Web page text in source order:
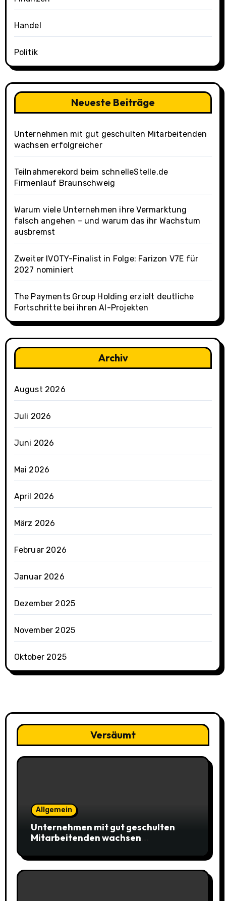
Handel
Politik
Neueste Beiträge
Unternehmen mit gut geschulten Mitarbeitenden
wachsen erfolgreicher
Teilnahmerekord beim schnelleStelle.de
Firmenlauf Braunschweig
Warum viele Unternehmen ihre Vermarktung
falsch angehen – und warum das ihr Wachstum
ausbremst
Zweiter IVOTY-Finalist in Folge: Farizon V7E für
2027 nominiert
The Payments Group Holding erzielt deutliche
Fortschritte bei ihren AI-Projekten
Archiv
August 2026
Juli 2026
Juni 2026
Mai 2026
April 2026
März 2026
Februar 2026
Januar 2026
Dezember 2025
November 2025
Oktober 2025
Versäumt
Allgemein
Unternehmen mit gut geschulten
Mitarbeitenden wachsen